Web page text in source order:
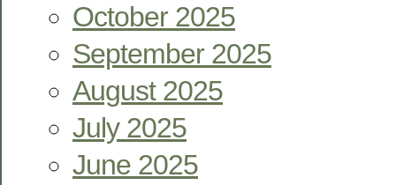
October 2025
September 2025
August 2025
July 2025
June 2025